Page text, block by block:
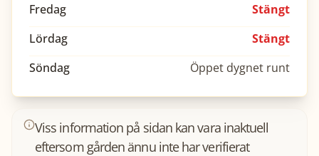
Fredag
Stängt
Lördag
Stängt
Söndag
Öppet dygnet runt
Viss information på sidan kan vara inaktuell
eftersom gården ännu inte har verifierat